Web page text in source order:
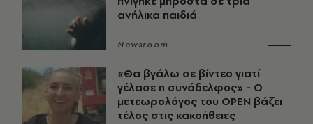
ανήλικα παιδιά
Newsroom
«Θα βγάλω σε βίντεο γιατί
γέλασε η συνάδελφος» - Ο
μετεωρολόγος του OPEN βάζει
τέλος στις κακοήθειες